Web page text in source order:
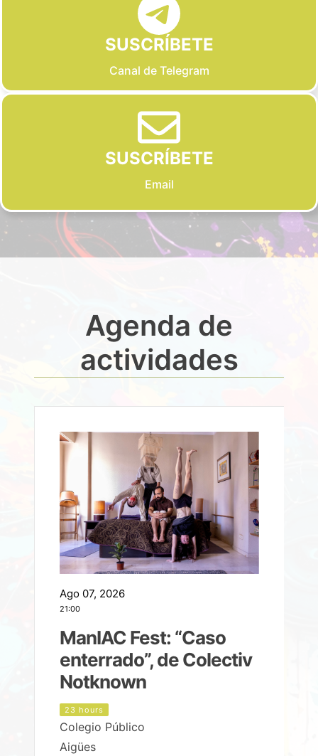
SUSCRÍBETE
Canal de Telegram
SUSCRÍBETE
Email
Agenda de
actividades
Ago 07, 2026
21:00
ManIAC Fest: “Caso
enterrado”, de Colectiv
Notknown
23 hours
Colegio Público
Aigües